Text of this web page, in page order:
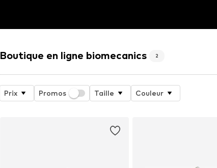
Boutique en ligne biomecanics 2
Prix Promos Taille Couleur